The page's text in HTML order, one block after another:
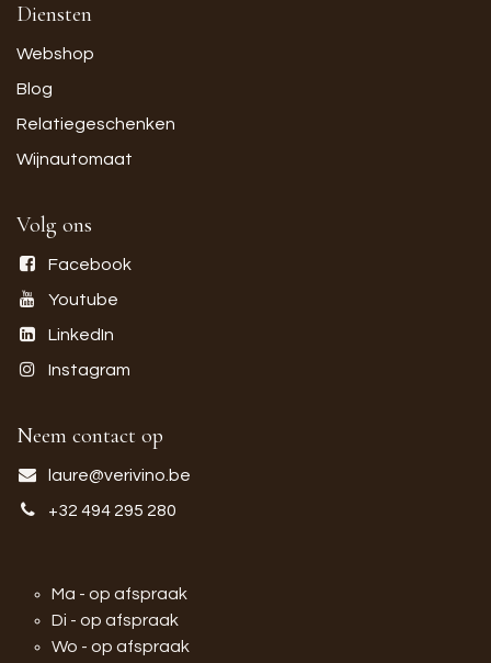
Diensten
Webshop
Blog
Relatiegeschenken
Wijnautomaat
Volg ons
Facebook
Youtube
LinkedIn
Instagram
Neem contact op
laure@verivino.be
+32 494 295 280
Ma - op afspraak
Di - op afspraak
Wo - op afspraak